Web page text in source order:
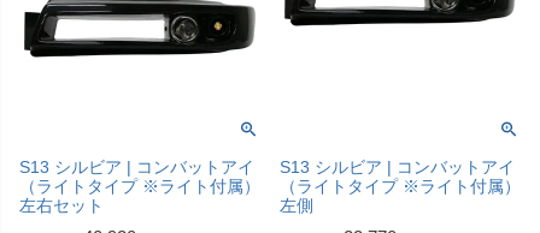
S13 シルビア | コンバットアイ
（ライトタイプ ※ライト付属）
左右セット
S13 シルビア | コンバットアイ
（ライトタイプ ※ライト付属）
左側